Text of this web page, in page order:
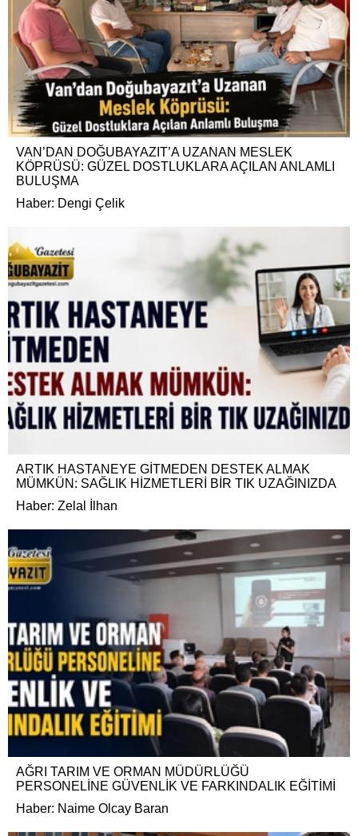
VAN’DAN DOĞUBAYAZIT’A UZANAN MESLEK
KÖPRÜSÜ: GÜZEL DOSTLUKLARA AÇILAN ANLAMLI
BULUŞMA
Haber: Dengi Çelik
ARTIK HASTANEYE GİTMEDEN DESTEK ALMAK
MÜMKÜN: SAĞLIK HİZMETLERİ BİR TIK UZAĞINIZDA
Haber: Zelal İlhan
AĞRI TARIM VE ORMAN MÜDÜRLÜĞÜ
PERSONELİNE GÜVENLİK VE FARKINDALIK EĞİTİMİ
Haber: Naime Olcay Baran